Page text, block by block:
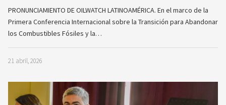
PRONUNCIAMIENTO DE OILWATCH LATINOAMÉRICA. En el marco de la
Primera Conferencia Internacional sobre la Transición para Abandonar
los Combustibles Fósiles y la…
21 abril, 2026